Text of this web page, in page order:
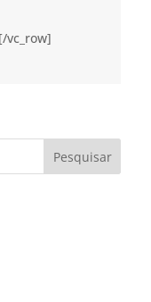
vc_row]